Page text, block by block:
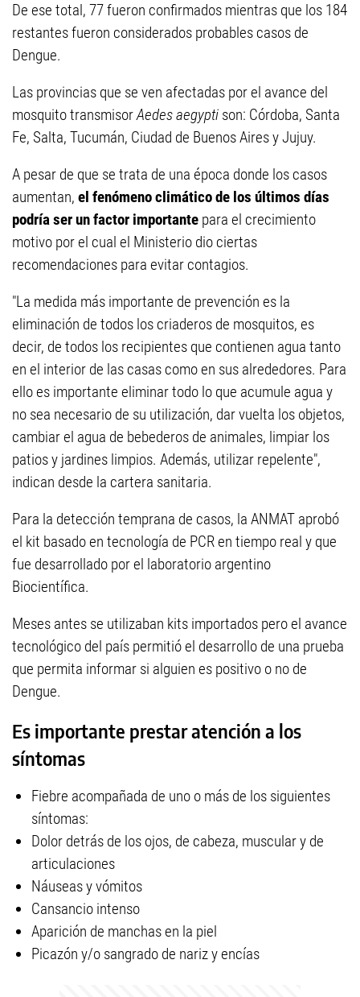
De ese total, 77 fueron confirmados mientras que los 184
restantes fueron considerados probables casos de
Dengue.
Las provincias que se ven afectadas por el avance del
mosquito transmisorAedes aegypti son: Córdoba, Santa
Fe, Salta, Tucumán, Ciudad de Buenos Aires y Jujuy.
A pesar de que se trata de una época donde los casos
aumentan, el fenómeno climático de los últimos días
podría ser un factor importante para el crecimiento
motivo por el cual el Ministerio dio ciertas
recomendaciones para evitar contagios.
"La medida más importante de prevención es la
eliminación de todos los criaderos de mosquitos, es
decir, de todos los recipientes que contienen agua tanto
en el interior de las casas como en sus alrededores. Para
ello es importante eliminar todo lo que acumule agua y
no sea necesario de su utilización, dar vuelta los objetos,
cambiar el agua de bebederos de animales, limpiar los
patios y jardines limpios. Además, utilizar repelente",
indican desde la cartera sanitaria.
Para la detección temprana de casos, la ANMAT aprobó
el kit basado en tecnología de PCR en tiempo real y que
fue desarrollado por el laboratorio argentino
Biocientífica.
Meses antes se utilizaban kits importados pero el avance
tecnológico del país permitió el desarrollo de una prueba
que permita informar si alguien es positivo o no de
Dengue.
Es importante prestar atención a los
síntomas
Fiebre acompañada de uno o más de los siguientes
síntomas:
Dolor detrás de los ojos, de cabeza, muscular y de
articulaciones
Náuseas y vómitos
Cansancio intenso
Aparición de manchas en la piel
Picazón y/o sangrado de nariz y encías